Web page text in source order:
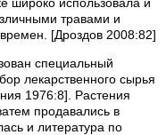
травами и
[Дроздов 2008:82]
специальный
лекарственного сырья
1976:8]. Растения
продавались в
и литература по